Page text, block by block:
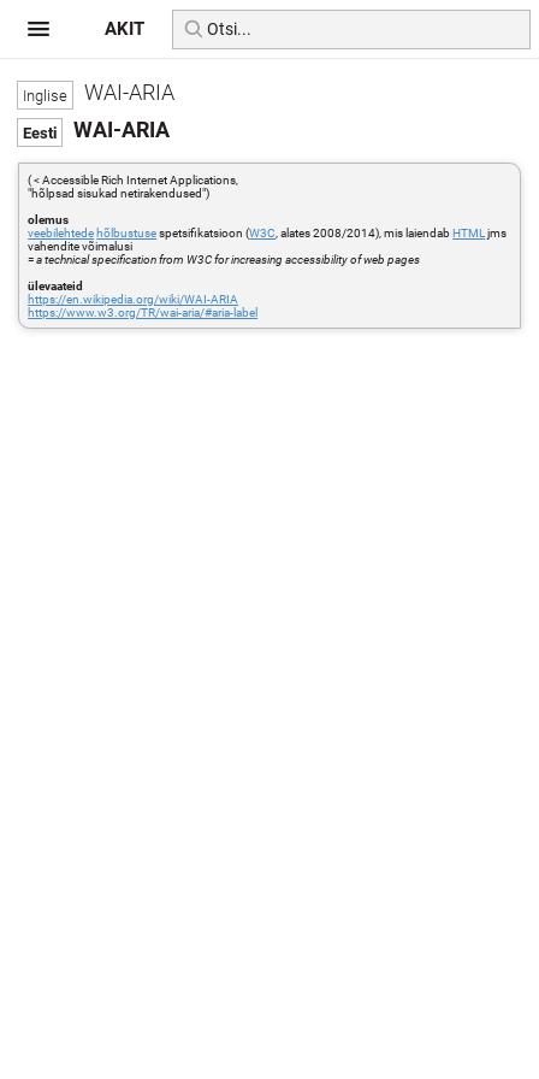
WAI-ARIA
WAI-ARIA
( < Accessible Rich Internet Applications,
"hõlpsad sisukad netirakendused")
olemus
veebilehtede hõlbustusespetsifikatsioon (W3C , alates 2008/2014), mis laiendabHTML jms
vahendite võimalusi
=a technical specification from W3C for increasing accessibility of web pages
ülevaateid
https://en.wikipedia.org/wiki/WAI-ARIA
https://www.w3.org/TR/wai-aria/#aria-label
AKIT